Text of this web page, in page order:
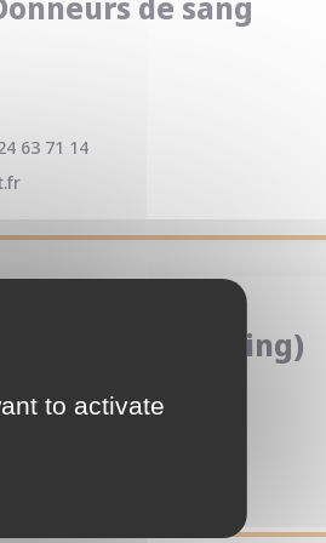
63 71 14
(Auto Moto Tunning)
to activate